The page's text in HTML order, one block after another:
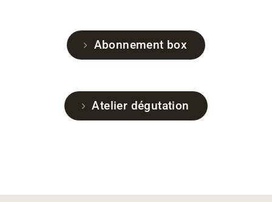
Abonnement box
Atelier dégutation